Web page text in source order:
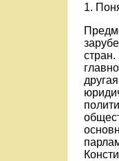
1.
стран.